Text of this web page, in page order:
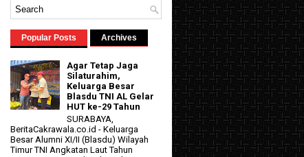
Popular Posts Archives
Agar Tetap Jaga
Silaturahim,
Keluarga Besar
Blasdu TNI AL Gelar
HUT ke-29 Tahun
SURABAYA,
BeritaCakrawala.co.id - Keluarga
Besar Alumni XI/II (Blasdu) Wilayah
Timur TNI Angkatan Laut Tahun